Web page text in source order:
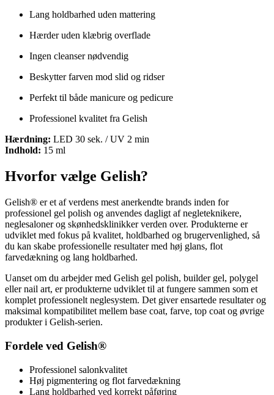
Lang holdbarhed uden mattering
Hærder uden klæbrig overflade
Ingen cleanser nødvendig
Beskytter farven mod slid og ridser
Perfekt til både manicure og pedicure
Professionel kvalitet fra Gelish
Hærdning: LED 30 sek. / UV 2 min
Indhold: 15 ml
Hvorfor vælge Gelish?
Gelish® er et af verdens mest anerkendte brands inden for
professionel gel polish og anvendes dagligt af negleteknikere,
neglesaloner og skønhedsklinikker verden over. Produkterne er
udviklet med fokus på kvalitet, holdbarhed og brugervenlighed, så
du kan skabe professionelle resultater med høj glans, flot
farvedækning og lang holdbarhed.
Uanset om du arbejder med Gelish gel polish, builder gel, polygel
eller nail art, er produkterne udviklet til at fungere sammen som et
komplet professionelt neglesystem. Det giver ensartede resultater og
maksimal kompatibilitet mellem base coat, farve, top coat og øvrige
produkter i Gelish-serien.
Fordele ved Gelish®
Professionel salonkvalitet
Høj pigmentering og flot farvedækning
Lang holdbarhed ved korrekt påføring